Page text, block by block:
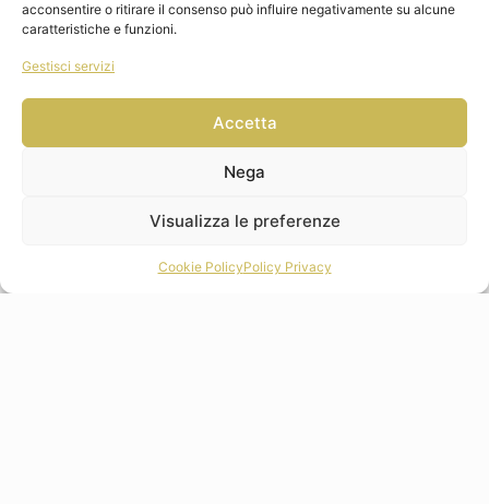
acconsentire o ritirare il consenso può influire negativamente su alcune
caratteristiche e funzioni.
Gestisci servizi
Accetta
Nega
Visualizza le preferenze
Cookie PolicyPolicy Privacy